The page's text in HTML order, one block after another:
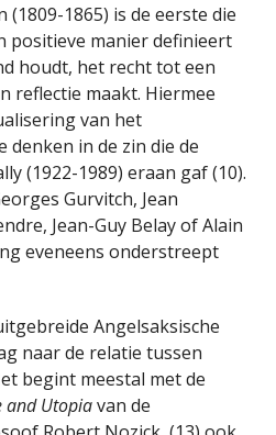
1865) is de eerste die
positieve manier definieert
houdt, het recht tot een
reflectie maakt. Hiermee
van het
denken in de zin die de
(1922-1989) eraan gaf (10).
Gurvitch, Jean
Jean-Guy Belay of Alain
eveneens onderstreept
Angelsaksische
naar de relatie tussen
begint meestal met de
and Utopiavan de